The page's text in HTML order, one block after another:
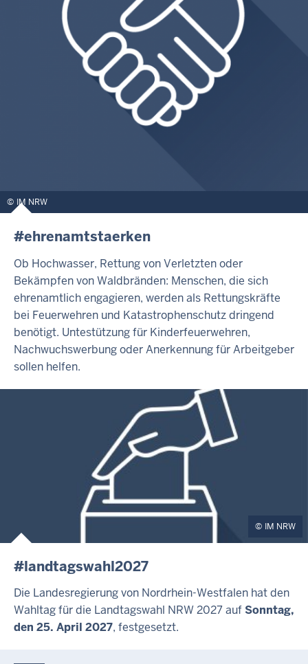
IM NRW
#ehrenamtstaerken
Ob Hochwasser, Rettung von Verletzten oder
Bekämpfen von Waldbränden: Menschen, die sich
ehrenamtlich engagieren, werden als Rettungskräfte
bei Feuerwehren und Katastrophenschutz dringend
benötigt. Untestützung für Kinderfeuerwehren,
Nachwuchswerbung oder Anerkennung für Arbeitgeber
sollen helfen.
IM NRW
#landtagswahl2027
Die Landesregierung von Nordrhein-Westfalen hat den
Wahltag für die Landtagswahl NRW 2027 aufSonntag,
den 25. April 2027, festgesetzt.